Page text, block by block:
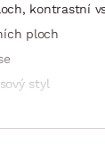
kontrastní
ploch
styl